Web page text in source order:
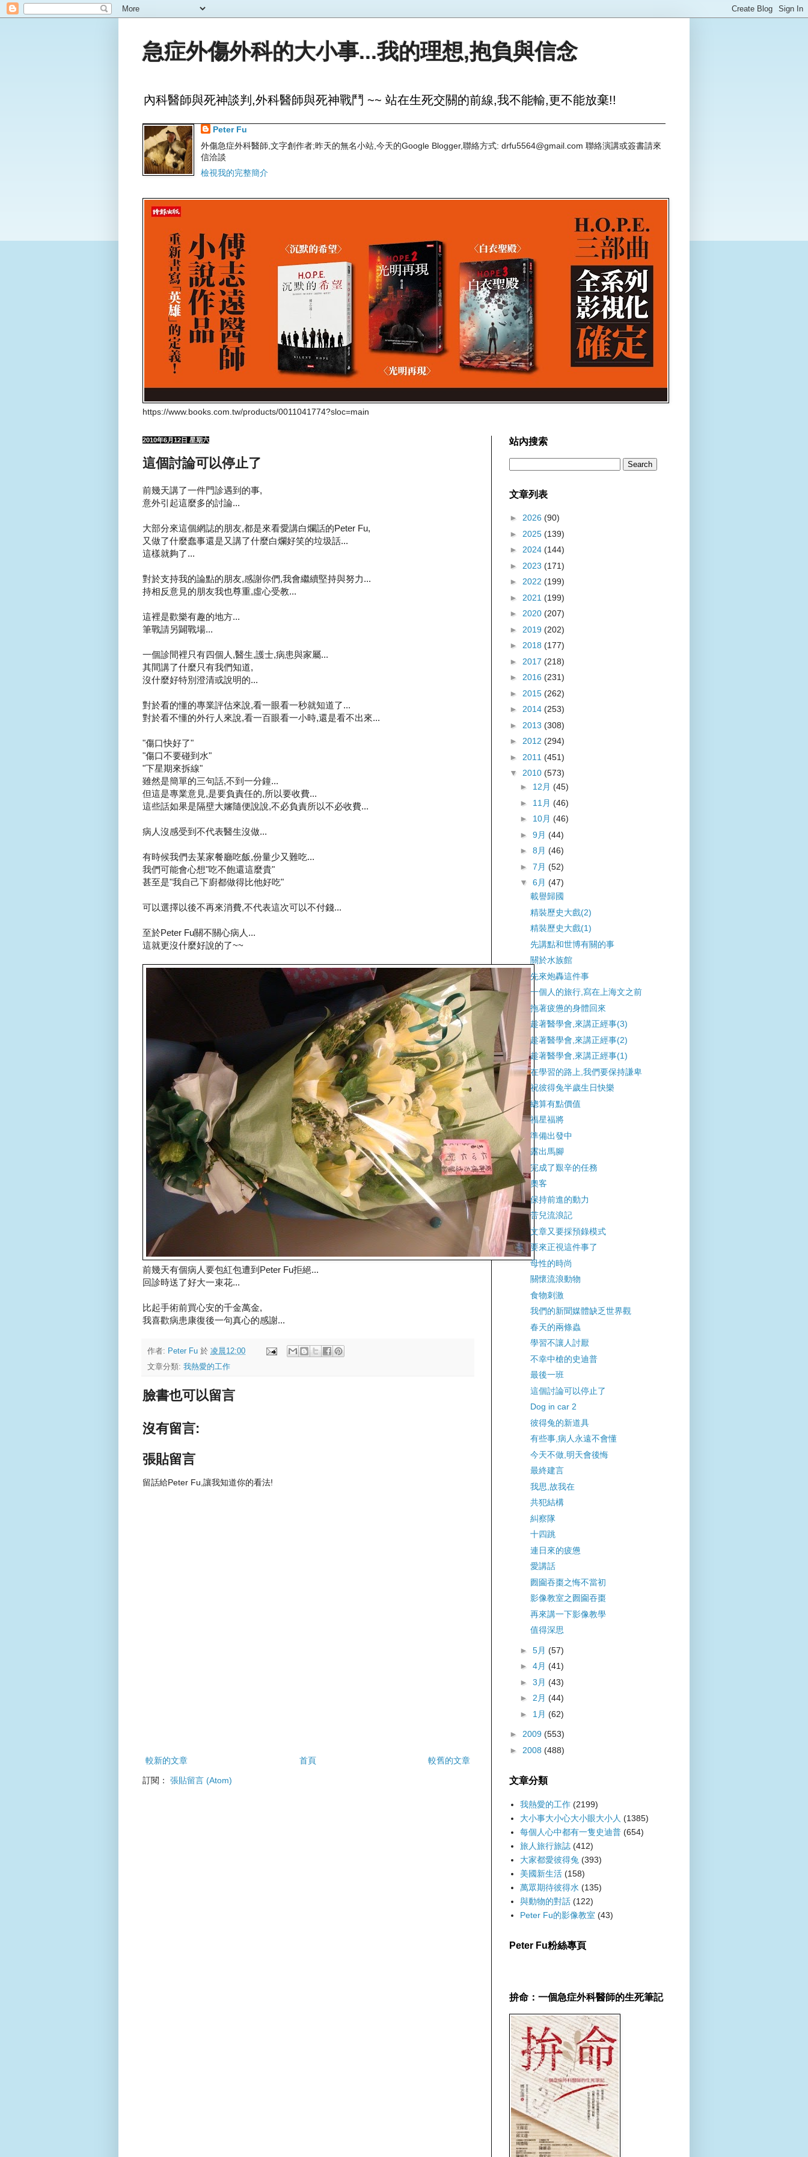
急症外傷外科的大小事...我的理想,抱負與信念
內科醫師與死神談判,外科醫師與死神戰鬥 ~~ 站在生死交關的前線,我不能輸,更不能放棄!!
Peter Fu
外傷急症外科醫師,文字創作者;昨天的無名小站,今天的Google Blogger,聯絡方式: drfu5564@gmail.com 聯絡演講或簽書請來
信洽談
檢視我的完整簡介
https://www.books.com.tw/products/0011041774?sloc=main
2010年6月12日 星期六
這個討論可以停止了
前幾天講了一件門診遇到的事,
意外引起這麼多的討論...
大部分來這個網誌的朋友,都是來看愛講白爛話的Peter Fu,
又做了什麼蠢事還是又講了什麼白爛好笑的垃圾話...
這樣就夠了...
對於支持我的論點的朋友,感謝你們,我會繼續堅持與努力...
持相反意見的朋友我也尊重,虛心受教...
這裡是歡樂有趣的地方...
筆戰請另闢戰場...
一個診間裡只有四個人,醫生,護士,病患與家屬...
其間講了什麼只有我們知道,
沒什麼好特別澄清或說明的...
對於看的懂的專業評估來說,看一眼看一秒就知道了...
對於看不懂的外行人來說,看一百眼看一小時,還是看不出來...
"傷口快好了"
"傷口不要碰到水"
"下星期來拆線"
雖然是簡單的三句話,不到一分鐘...
但這是專業意見,是要負責任的,所以要收費...
這些話如果是隔壁大嬸隨便說說,不必負責所以不必收費...
病人沒感受到不代表醫生沒做...
有時候我們去某家餐廳吃飯,份量少又難吃...
我們可能會心想"吃不飽還這麼貴"
甚至是"我自己下廚都做得比他好吃"
可以選擇以後不再來消費,不代表這次可以不付錢...
至於Peter Fu關不關心病人...
這就更沒什麼好說的了~~
前幾天有個病人要包紅包遭到Peter Fu拒絕...
回診時送了好大一束花...
比起手術前買心安的千金萬金,
我喜歡病患康復後一句真心的感謝...
作者: Peter Fu 於 凌晨12:00
文章分類: 我熱愛的工作
臉書也可以留言
沒有留言:
張貼留言
留話給Peter Fu,讓我知道你的看法!
較新的文章 較舊的文章
首頁
訂閱： 張貼留言 (Atom)
站內搜索
文章列表
► 2026 (90)
► 2025 (139)
► 2024 (144)
► 2023 (171)
► 2022 (199)
► 2021 (199)
► 2020 (207)
► 2019 (202)
► 2018 (177)
► 2017 (218)
► 2016 (231)
► 2015 (262)
► 2014 (253)
► 2013 (308)
► 2012 (294)
► 2011 (451)
▼ 2010 (573)
► 12月 (45)
► 11月 (46)
► 10月 (46)
► 9月 (44)
► 8月 (46)
► 7月 (52)
▼ 6月 (47)
載譽歸國
精裝歷史大戲(2)
精裝歷史大戲(1)
先講點和世博有關的事
關於水族館
先來炮轟這件事
一個人的旅行,寫在上海文之前
拖著疲憊的身體回來
趁著醫學會,來講正經事(3)
趁著醫學會,來講正經事(2)
趁著醫學會,來講正經事(1)
在學習的路上,我們要保持謙卑
祝彼得兔半歲生日快樂
總算有點價值
福星福將
準備出發中
露出馬腳
完成了艱辛的任務
奧客
保持前進的動力
苦兒流浪記
文章又要採預錄模式
要來正視這件事了
母性的時尚
關懷流浪動物
食物刺激
我們的新聞媒體缺乏世界觀
春天的兩條蟲
學習不讓人討厭
不幸中槍的史迪普
最後一班
這個討論可以停止了
Dog in car 2
彼得兔的新道具
有些事,病人永遠不會懂
今天不做,明天會後悔
最終建言
我思,故我在
共犯結構
糾察隊
十四跳
連日來的疲憊
愛講話
囫圇吞棗之悔不當初
影像教室之囫圇吞棗
再來講一下影像教學
值得深思
► 5月 (57)
► 4月 (41)
► 3月 (43)
► 2月 (44)
► 1月 (62)
► 2009 (553)
► 2008 (488)
文章分類
我熱愛的工作 (2199)
大小事大小心大小眼大小人 (1385)
每個人心中都有一隻史迪普 (654)
旅人旅行旅誌 (412)
大家都愛彼得兔 (393)
美國新生活 (158)
萬眾期待彼得水 (135)
與動物的對話 (122)
Peter Fu的影像教室 (43)
Peter Fu粉絲專頁
拚命：一個急症外科醫師的生死筆記